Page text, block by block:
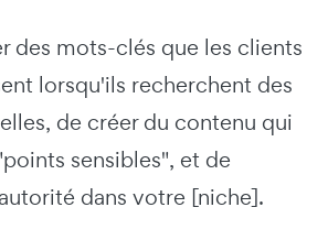
des mots-clés que les clients
lorsqu'ils recherchent des
de créer du contenu qui
sensibles", et de
dans votre [niche].